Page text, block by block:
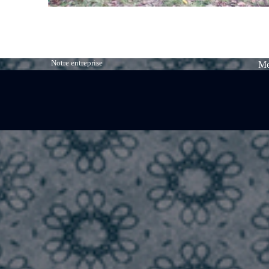
Notre entreprise